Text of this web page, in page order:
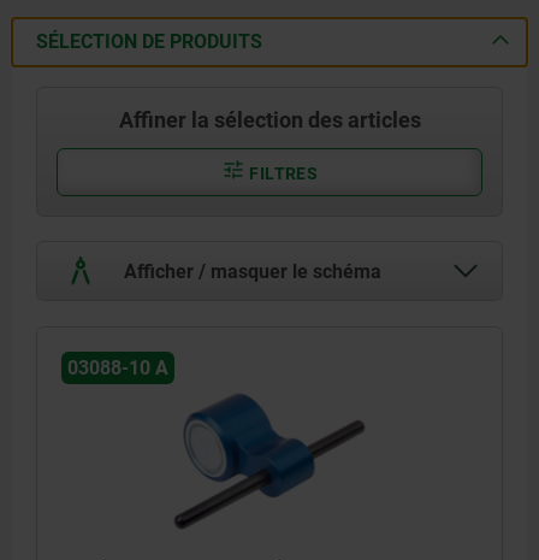
SÉLECTION DE PRODUITS
Affiner la sélection des articles
FILTRES
Afficher / masquer le schéma
03088-10 A